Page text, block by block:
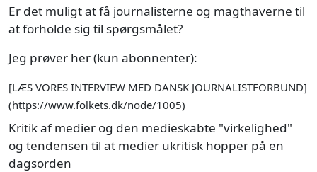
Er det muligt at få journalisterne og magthaverne til
at forholde sig til spørgsmålet?
Jeg prøver her (kun abonnenter):
[LÆS VORES INTERVIEW MED DANSK JOURNALISTFORBUND]
(https://www.folkets.dk/node/1005)
Kritik af medier og den medieskabte "virkelighed"
og tendensen til at medier ukritisk hopper på en
dagsorden